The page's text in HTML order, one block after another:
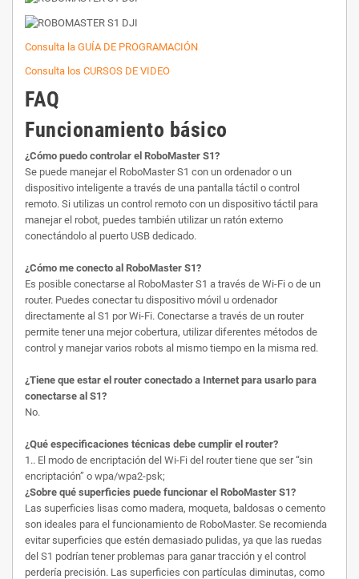
Consulta la GUÍA DE PROGRAMACIÓN
Consulta los CURSOS DE VIDEO
FAQ
Funcionamiento básico
¿Cómo puedo controlar el RoboMaster S1?
Se puede manejar el RoboMaster S1 con un ordenador o un
dispositivo inteligente a través de una pantalla táctil o control
remoto. Si utilizas un control remoto con un dispositivo táctil para
manejar el robot, puedes también utilizar un ratón externo
conectándolo al puerto USB dedicado.
¿Cómo me conecto al RoboMaster S1?
Es posible conectarse al RoboMaster S1 a través de Wi-Fi o de un
router. Puedes conectar tu dispositivo móvil u ordenador
directamente al S1 por Wi-Fi. Conectarse a través de un router
permite tener una mejor cobertura, utilizar diferentes métodos de
control y manejar varios robots al mismo tiempo en la misma red.
¿Tiene que estar el router conectado a Internet para usarlo para
conectarse al S1?
No.
¿Qué especificaciones técnicas debe cumplir el router?
1.. El modo de encriptación del Wi-Fi del router tiene que ser “sin
encriptación” o wpa/wpa2-psk;
¿Sobre qué superficies puede funcionar el RoboMaster S1?
Las superficies lisas como madera, moqueta, baldosas o cemento
son ideales para el funcionamiento de RoboMaster. Se recomienda
evitar superficies que estén demasiado pulidas, ya que las ruedas
del S1 podrían tener problemas para ganar tracción y el control
perdería precisión. Las superficies con partículas diminutas, como